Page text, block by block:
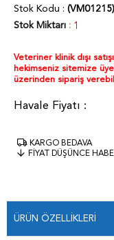
Stok Kodu
(VM01215)
Stok Miktarı : 1
Veteriner klinik dışı
hekimseniz sitemize
üzerinden sipariş
KARGO BEDAVA
FIYAT DÜŞÜNCE
ÜRÜN ÖZELLIKLERI